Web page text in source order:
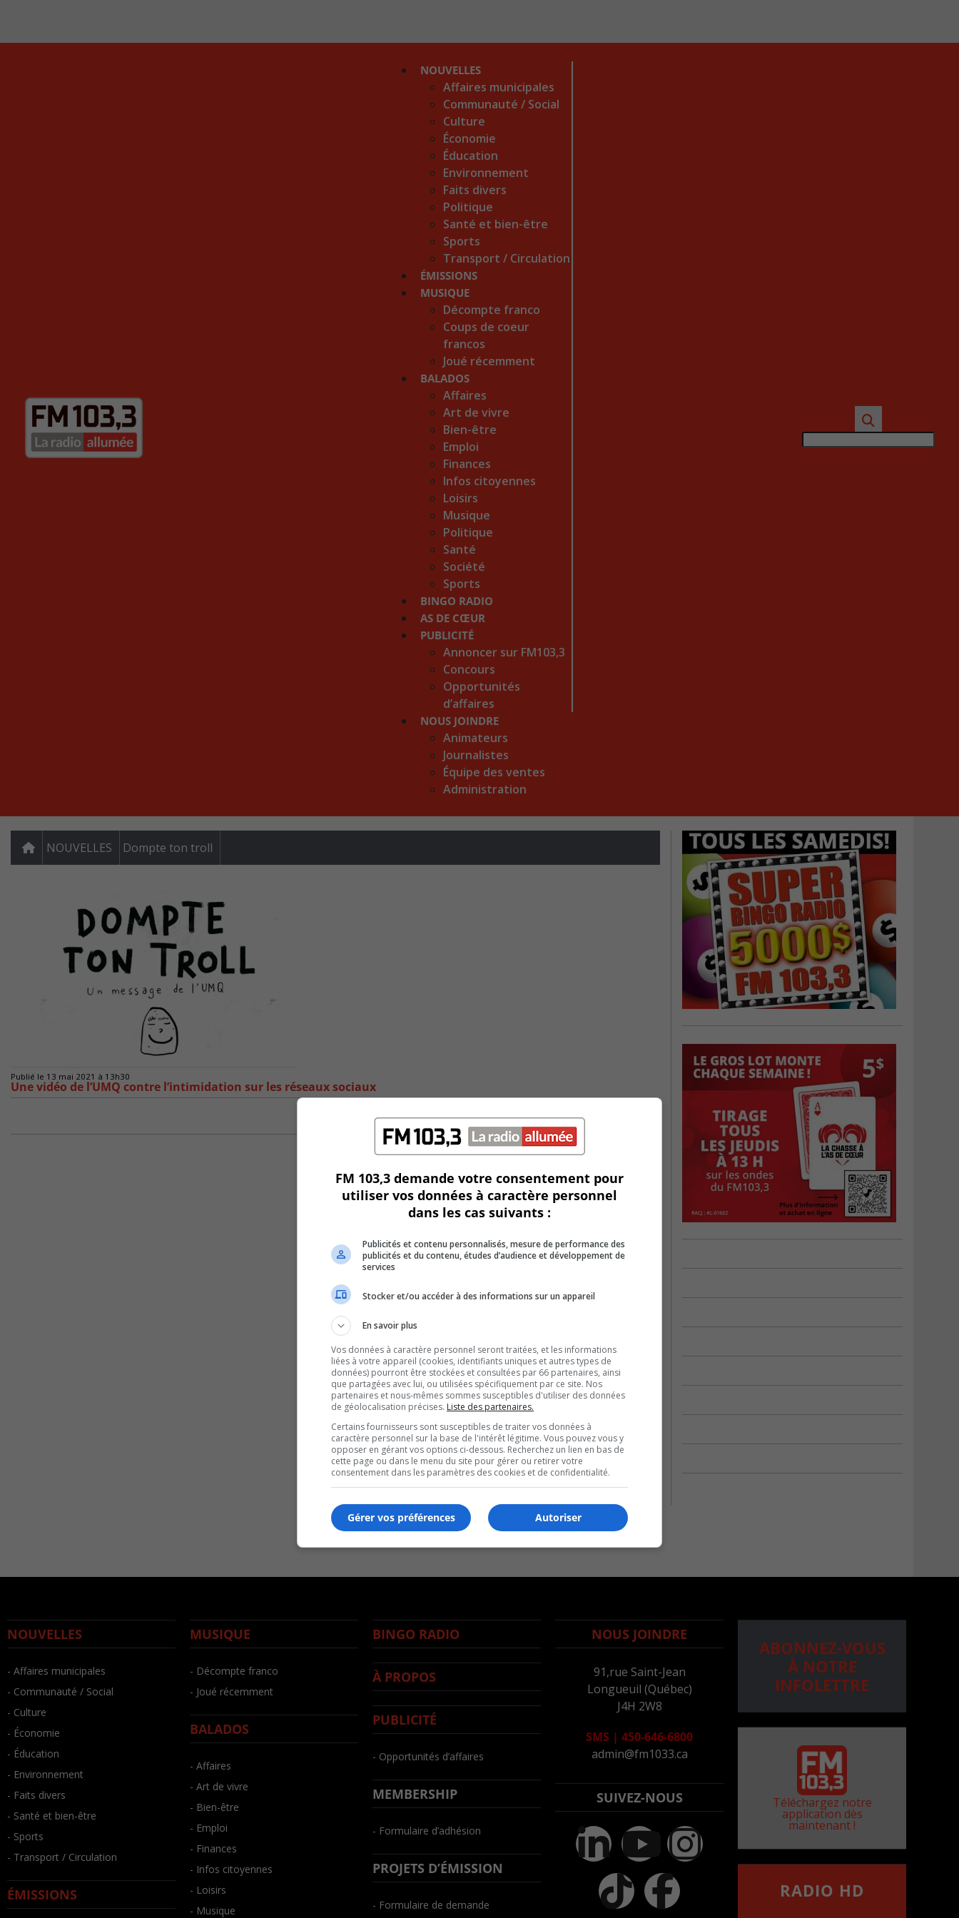
NOUVELLES
Affaires municipales
Communauté / Social
Culture
Économie
Éducation
Environnement
Faits divers
Politique
Santé et bien-être
Sports
Transport / Circulation
ÉMISSIONS
MUSIQUE
Décompte franco
Coups de coeur
francos
Joué récemment
BALADOS
Affaires
Art de vivre
Bien-être
Emploi
Finances
Infos citoyennes
Loisirs
Musique
Politique
Santé
Société
Sports
BINGO RADIO
AS DE CŒUR
PUBLICITÉ
Annoncer sur FM103,3
Concours
Opportunités
d’affaires
NOUS JOINDRE
Animateurs
Journalistes
Équipe des ventes
Administration
NOUVELLES Dompte ton troll
Publié le 13 mai 2021 à 13h30
Une vidéo de l’UMQ contre l’intimidation sur les réseaux sociaux
NOUVELLES
- Affaires municipales
- Communauté / Social
- Culture
- Économie
- Éducation
- Environnement
- Faits divers
- Santé et bien-être
- Sports
- Transport / Circulation
ÉMISSIONS
MUSIQUE
- Décompte franco
- Joué récemment
BALADOS
- Affaires
- Art de vivre
- Bien-être
- Emploi
- Finances
- Infos citoyennes
- Loisirs
- Musique
BINGO RADIO
À PROPOS
PUBLICITÉ
- Opportunités d’affaires
MEMBERSHIP
- Formulaire d’adhésion
PROJETS D’ÉMISSION
- Formulaire de demande
NOUS JOINDRE
91,rue Saint-Jean
Longueuil (Québec)
J4H 2W8
SMS | 450-646-6800
admin@fm1033.ca
SUIVEZ-NOUS
ABONNEZ-VOUS
À NOTRE
INFOLETTRE
Téléchargez notre
application dès
maintenant !
RADIO HD
FM 103,3 demande votre consentement pour
utiliser vos données à caractère personnel
dans les cas suivants :
Publicités et contenu personnalisés, mesure de performance des
publicités et du contenu, études d’audience et développement de
services
Stocker et/ou accéder à des informations sur un appareil
En savoir plus
Vos données à caractère personnel seront traitées, et les informations
liées à votre appareil (cookies, identifiants uniques et autres types de
données) pourront être stockées et consultées par 66 partenaires, ainsi
que partagées avec lui, ou utilisées spécifiquement par ce site. Nos
partenaires et nous-mêmes sommes susceptibles d'utiliser des données
de géolocalisation précises. Liste des partenaires.
Certains fournisseurs sont susceptibles de traiter vos données à
caractère personnel sur la base de l'intérêt légitime. Vous pouvez vous y
opposer en gérant vos options ci-dessous. Recherchez un lien en bas de
cette page ou dans le menu du site pour gérer ou retirer votre
consentement dans les paramètres des cookies et de confidentialité.
Autoriser
Gérer vos préférences